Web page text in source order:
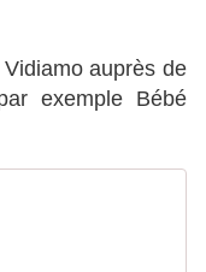
auprès de
exemple Bébé